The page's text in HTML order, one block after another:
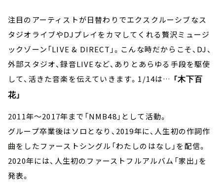
注目のアーティストが日替わりでエクスクルーシブなス
タジオライブやDJプレイをカマしてくれる贅沢ミュージ
ックゾーン「LIVE & DIRECT」。こんな時だからこそ、DJ、
外部スタジオ、録音LIVEなど、ありとあらゆる手段を駆使
して、活きた音楽を伝えていきます。1/14は… 「木下百
花」
2011年～2017年まで「NMB48」として活動。
グループ卒業後はソロとなり、2019年に、人生初の作詞作
曲をしたファーストシングル「わたしのはなし」を配信。
2020年には、人生初のファーストフルアルバム「家出」を
発表。